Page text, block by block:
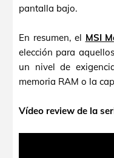
pantalla bajo.
En resumen, el MSI
elección para
un nivel de
memoria RAM o la
Vídeo review de la